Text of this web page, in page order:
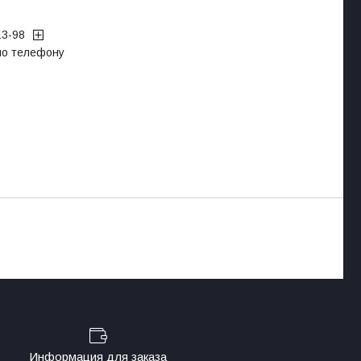
98
телефону
Информация для заказа